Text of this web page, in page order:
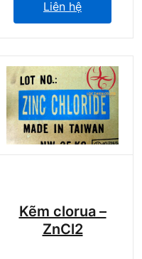
Liên hệ
Kẽm clorua –
ZnCl2